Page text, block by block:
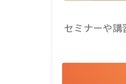
セミナーや講